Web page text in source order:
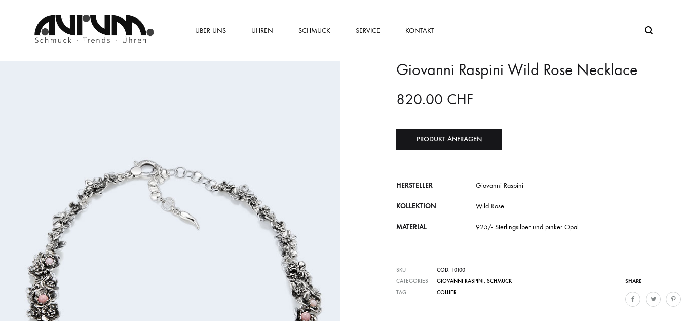
ÜBER UNS UHREN SCHMUCK SERVICE KONTAKT
Giovanni Raspini Wild Rose Necklace
820.00 CHF
PRODUKT ANFRAGEN
HERSTELLER Giovanni Raspini
KOLLEKTION Wild Rose
MATERIAL 925/- Sterlingsilber und pinker Opal
SHARE
SKU
COD. 10100
CATEGORIES
GIOVANNI RASPINI, SCHMUCK
TAG
COLLIER